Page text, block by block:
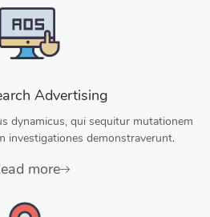
Advertising
dynamicus, qui sequitur mutationem
investigationes demonstraverunt.
more